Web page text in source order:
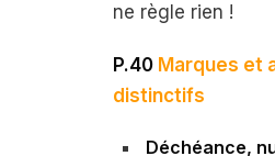
ne règle rien !
P.40 Marques et
distinctifs
Déchéance,